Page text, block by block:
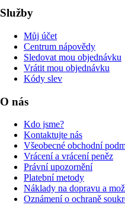
Služby
Můj účet
Centrum nápovědy
Sledovat mou objednávku
Vrátit mou objednávku
Kódy slev
O nás
Kdo jsme?
Kontaktujte nás
Všeobecné obchodní
Vrácení a vrácení peněz
Právní upozornění
Platební metody
Náklady na dopravu a
Oznámení o ochraně